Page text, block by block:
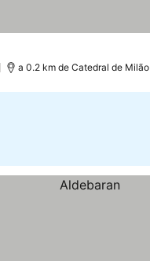
a 0.2 km de Catedral de Milão